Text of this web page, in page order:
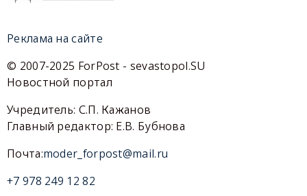
Реклама на сайте
© 2007-2025 ForPost - sevastopol.SU
Новостной портал
Учредитель: С.П. Кажанов
Главный редактор: Е.В. Бубнова
Почта:moder_forpost@mail.ru
+7 978 249 12 82